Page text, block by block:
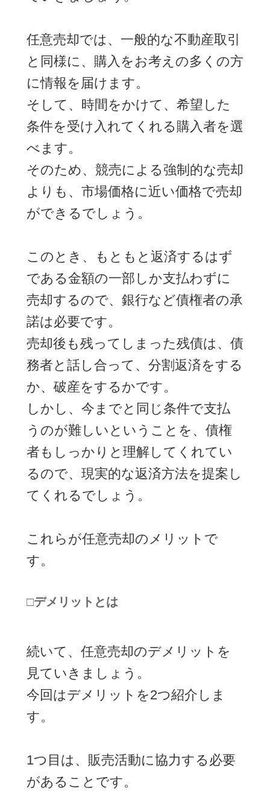
任意売却では、一般的な不動産取引
と同様に、購入をお考えの多くの方
に情報を届けます。
そして、時間をかけて、希望した
条件を受け入れてくれる購入者を選
べます。
そのため、競売による強制的な売却
よりも、市場価格に近い価格で売却
ができるでしょう。
このとき、もともと返済するはず
である金額の一部しか支払わずに
売却するので、銀行など債権者の承
諾は必要です。
売却後も残ってしまった残債は、債
務者と話し合って、分割返済をする
か、破産をするかです。
しかし、今までと同じ条件で支払
うのが難しいということを、債権
者もしっかりと理解してくれてい
るので、現実的な返済方法を提案し
てくれるでしょう。
これらが任意売却のメリットで
す。
□デメリットとは
続いて、任意売却のデメリットを
見ていきましょう。
今回はデメリットを2つ紹介しま
す。
1つ目は、販売活動に協力する必要
があることです。